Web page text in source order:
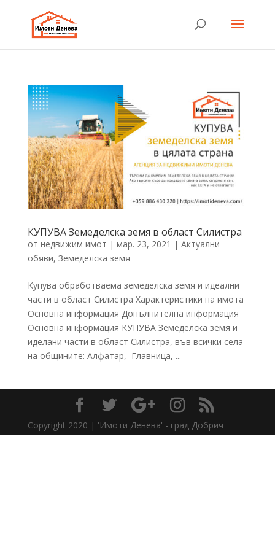
КУПУВА Земеделска земя в област Силистра
от недвижим имот | мар. 23, 2021 | Актуални
обяви, Земеделска земя
Купува обработваема земеделска земя и идеални
части в област Силистра Характеристики на имота
Основна информация Допълнителна информация
Основна информация КУПУВА Земеделска земя и
иделани части в област Силистра, във всички села
на общините: Алфатар, Главница, ...
Copyright 2020 | 'Имоти Денева' - град Добрич